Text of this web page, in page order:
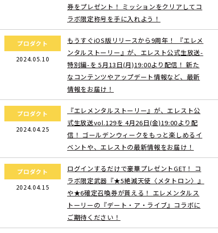
〒106-0032 東京都港区六本木6丁目8番10号 ステップ六本木5階
券をプレゼント！ ミッションをクリアしてコ
ラボ限定称号を手に入れよう！
プロダクト
2024.05.10
もうすぐiOS版リリースから9周年！ 『エレメ
ンタルストーリー』が、エレスト公式生放送-
特別編-を 5月13日(月)19:00より配信！ 新た
なコンテンツやアップデート情報など、最新
情報をお届け！
プロダクト
2024.04.25
『エレメンタルストーリー』が、エレスト公
式生放送vol.129を 4月26日(金)19:00より配
信！ ゴールデンウィークをもっと楽しめるイ
ベントや、エレストの最新情報をお届け！
プロダクト
2024.04.15
ログインするだけで豪華プレゼントGET！ コ
ラボ限定武器『★5絶滅天使〈メタトロン〉』
や★6確定召喚券が貰える！ エレメンタルス
トーリーの『デート・ア・ライブ』コラボに
ご期待ください！